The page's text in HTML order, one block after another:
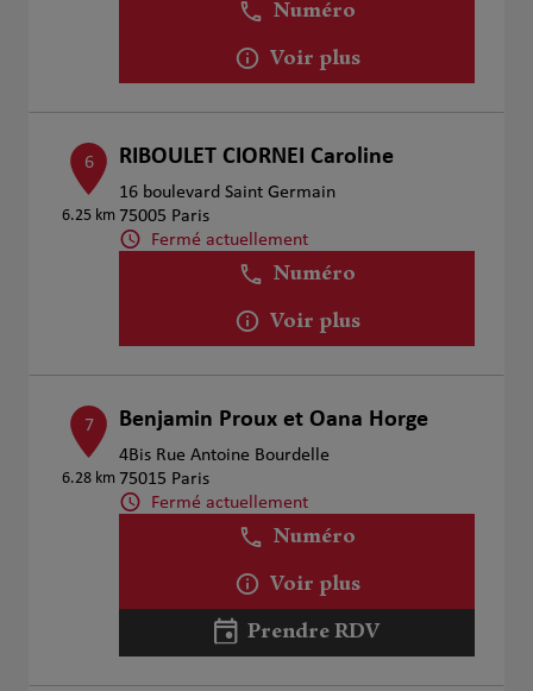
Numéro
Voir plus
6
6.25 km
RIBOULET CIORNEI Caroline
16 boulevard Saint Germain
75005 Paris
Fermé actuellement
Numéro
Voir plus
7
6.28 km
Benjamin Proux et Oana Horge
4Bis Rue Antoine Bourdelle
75015 Paris
Fermé actuellement
Numéro
Voir plus
Prendre RDV